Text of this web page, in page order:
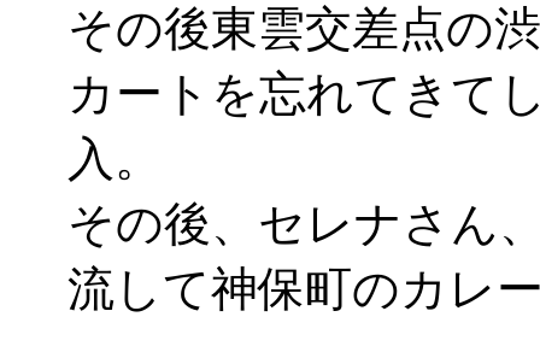
その後東雲交差点の
カートを忘れてきて
入。
その後、セレナさん
流して神保町のカレ